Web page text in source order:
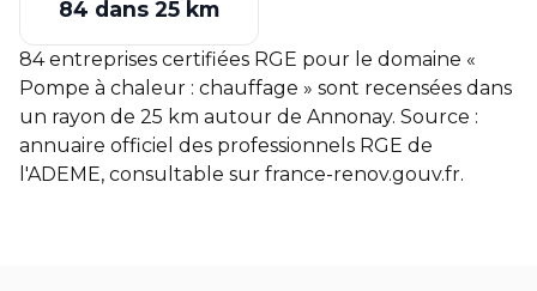
84 dans 25 km
84 entreprises certifiées RGE pour le domaine «
Pompe à chaleur : chauffage » sont recensées dans
un rayon de 25 km autour de Annonay. Source :
annuaire officiel des professionnels RGE de
l'ADEME, consultable sur france-renov.gouv.fr.